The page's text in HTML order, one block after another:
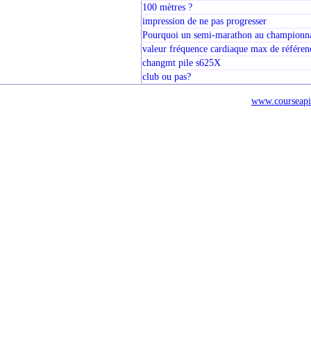
100 mètres ?
impression de ne pas progresser
Pourquoi un semi-marathon au
valeur fréquence cardiaque max de
changmt pile s625X
club ou pas?